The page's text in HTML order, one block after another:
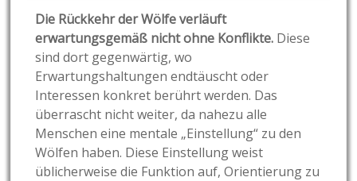
Die Rückkehr der Wölfe verläuft
erwartungsgemäß nicht ohne Konflikte. Diese
sind dort gegenwärtig, wo
Erwartungshaltungen endtäuscht oder
Interessen konkret berührt werden. Das
überrascht nicht weiter, da nahezu alle
Menschen eine mentale „Einstellung“ zu den
Wölfen haben. Diese Einstellung weist
üblicherweise die Funktion auf, Orientierung zu